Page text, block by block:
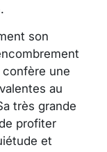
son
une
au
très grande
profiter
et